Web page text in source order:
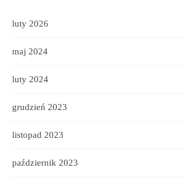
luty 2026
maj 2024
luty 2024
grudzień 2023
listopad 2023
październik 2023